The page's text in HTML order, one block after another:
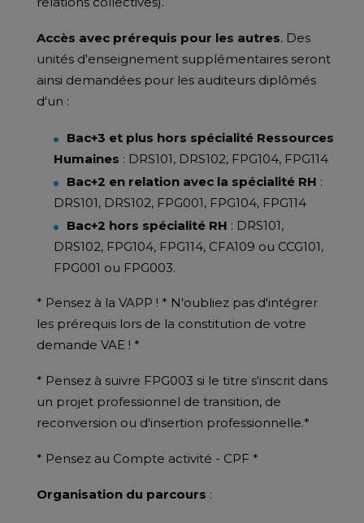
Accès avec prérequis pour les autres. Des
unités d'enseignement supplémentaires seront
ainsi demandées pour les auditeurs diplômés
d'un :
Bac+3 et plus hors spécialité Ressources
Humaines : DRS101, DRS102, FPG104, FPG114
Bac+2 en relation avec la spécialité RH :
DRS101, DRS102, FPG001, FPG104, FPG114
Bac+2 hors spécialité RH : DRS101,
DRS102, FPG104, FPG114, CFA109 ou CCG101,
FPG001 ou FPG003.
* Pensez à la VAPP ! * N'oubliez pas d'intégrer
les prérequis lors de la constitution de votre
demande VAE ! *
* Pensez à suivre FPG003 si le titre s'inscrit dans
un projet professionnel de transition, de
reconversion ou d'insertion professionnelle.*
* Pensez au Compte activité - CPF *
Organisation du parcours :